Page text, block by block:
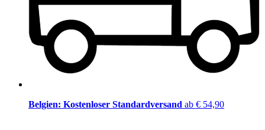
Belgien: Kostenloser Standardversand ab € 54,90